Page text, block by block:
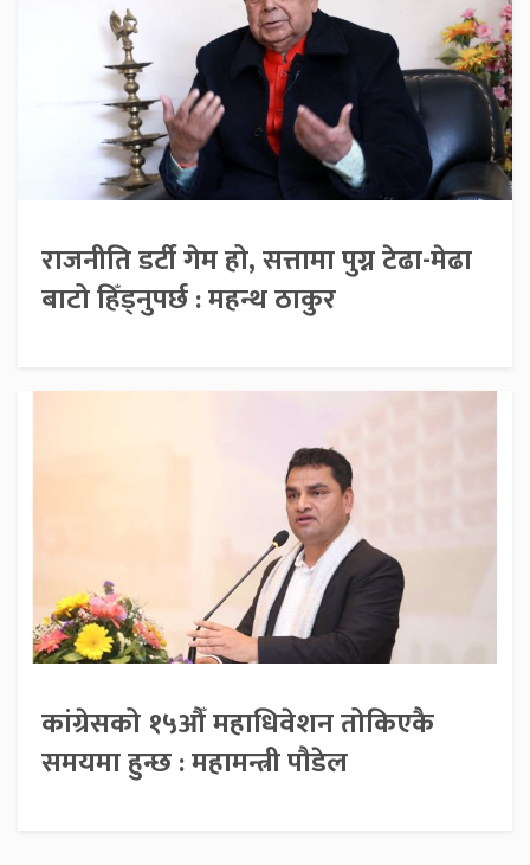
राजनीति डर्टी गेम हो, सत्तामा पुग्न टेढा-मेढा
बाटो हिँड्नुपर्छ : महन्थ ठाकुर
कांग्रेसको १५औँ महाधिवेशन तोकिएकै
समयमा हुन्छ : महामन्त्री पौडेल